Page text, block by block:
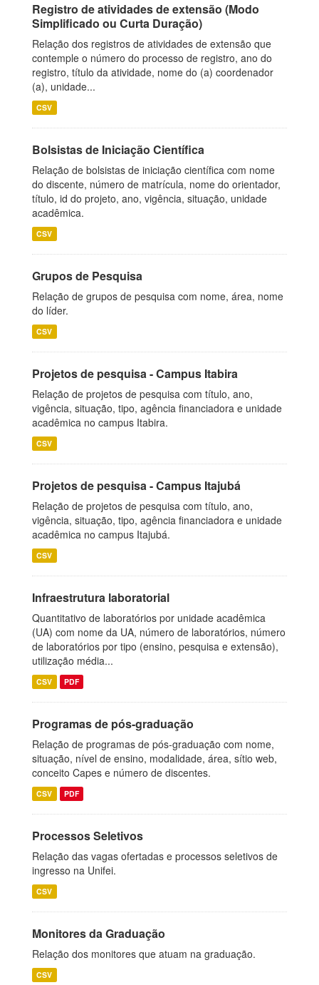
Registro de atividades de extensão (Modo
Simplificado ou Curta Duração)
Relação dos registros de atividades de extensão que
contemple o número do processo de registro, ano do
registro, título da atividade, nome do (a) coordenador
(a), unidade...
CSV
Bolsistas de Iniciação Científica
Relação de bolsistas de iniciação científica com nome
do discente, número de matrícula, nome do orientador,
título, id do projeto, ano, vigência, situação, unidade
acadêmica.
CSV
Grupos de Pesquisa
Relação de grupos de pesquisa com nome, área, nome
do líder.
CSV
Projetos de pesquisa - Campus Itabira
Relação de projetos de pesquisa com título, ano,
vigência, situação, tipo, agência financiadora e unidade
acadêmica no campus Itabira.
CSV
Projetos de pesquisa - Campus Itajubá
Relação de projetos de pesquisa com título, ano,
vigência, situação, tipo, agência financiadora e unidade
acadêmica no campus Itajubá.
CSV
Infraestrutura laboratorial
Quantitativo de laboratórios por unidade acadêmica
(UA) com nome da UA, número de laboratórios, número
de laboratórios por tipo (ensino, pesquisa e extensão),
utilização média...
CSV PDF
Programas de pós-graduação
Relação de programas de pós-graduação com nome,
situação, nível de ensino, modalidade, área, sítio web,
conceito Capes e número de discentes.
CSV PDF
Processos Seletivos
Relação das vagas ofertadas e processos seletivos de
ingresso na Unifei.
CSV
Monitores da Graduação
Relação dos monitores que atuam na graduação.
CSV